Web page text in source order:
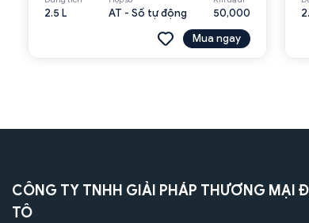
2.5 L AT - Số tự động
50,000
Mua ngay
CÔNG TY TNHH GIẢI PHÁP THƯƠNG MẠI
TÔ